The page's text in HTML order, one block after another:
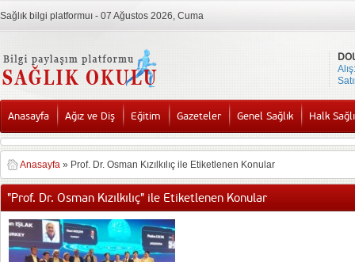
Sağlık bilgi platformuı - 07 Ağustos 2026, Cuma
Alış:
Anasayfa Ağız ve Diş Eğitim Gazeteler Genel Sağlık Halk
Anasayfa » Prof. Dr. Osman Kızılkılıç ile Etiketlenen Konular
"Prof. Dr. Osman Kızılkılıç" ile Etiketlenen Konular